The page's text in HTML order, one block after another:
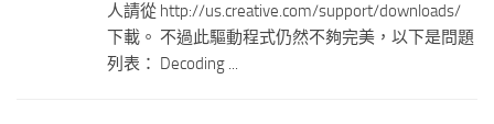
人請從 http://us.creative.com/support/downloads/
下載。 不過此驅動程式仍然不夠完美，以下是問題
列表： Decoding ...